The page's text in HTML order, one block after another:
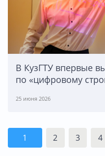
В КузГТУ впервые
по «цифровому
25 июня 2026
1 2 3 4